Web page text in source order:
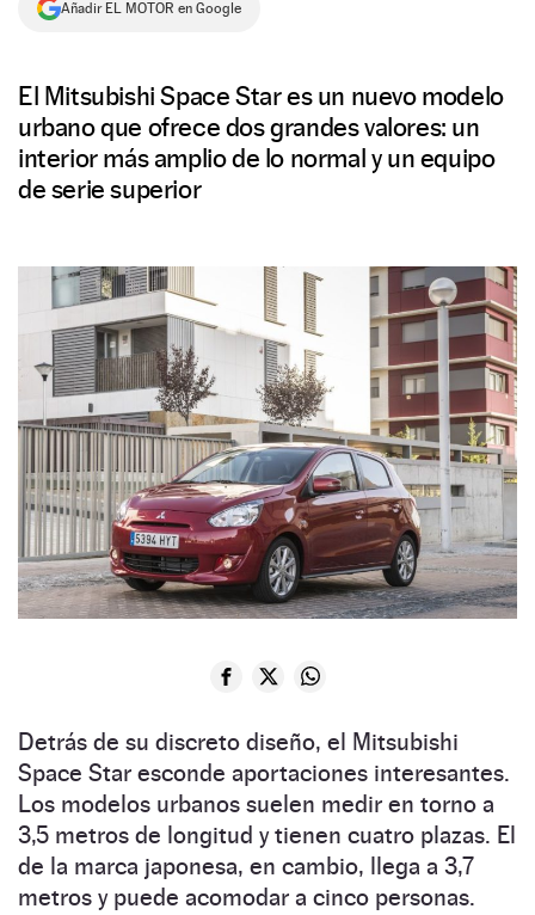
SÍGUENOS
Añadir EL MOTOR en Google
El Mitsubishi Space Star es un nuevo modelo
urbano que ofrece dos grandes valores: un
interior más amplio de lo normal y un equipo
de serie superior
Detrás de su discreto diseño, el Mitsubishi
Space Star esconde aportaciones interesantes.
Los modelos urbanos suelen medir en torno a
3,5 metros de longitud y tienen cuatro plazas. El
de la marca japonesa, en cambio, llega a 3,7
metros y puede acomodar a cinco personas.